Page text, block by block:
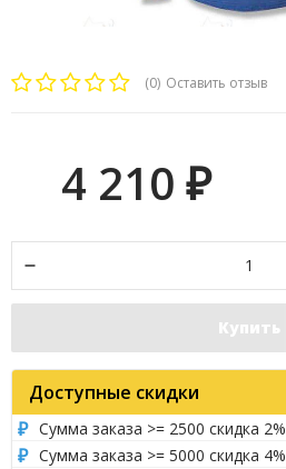
(0) Оставить отзыв
4 210 ₽
Купить
Доступные скидки
Сумма заказа >= 2500 скидка 2%
Сумма заказа >= 5000 скидка 4%